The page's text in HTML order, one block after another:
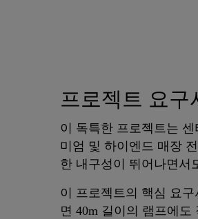
프로젝트 요구
이 독특한 프로젝트는 센
미엄 및 하이엔드 매장
한 내구성이 뛰어나면서
이 프로젝트의 핵심 요
면 40m 길이의 램프에